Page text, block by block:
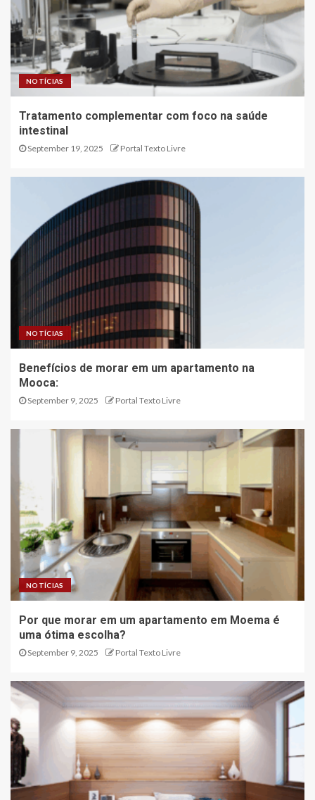
NOTÍCIAS
Tratamento complementar com foco na saúde
intestinal
September 19, 2025 Portal Texto Livre
NOTÍCIAS
Benefícios de morar em um apartamento na
Mooca:
September 9, 2025 Portal Texto Livre
NOTÍCIAS
Por que morar em um apartamento em Moema é
uma ótima escolha?
September 9, 2025 Portal Texto Livre